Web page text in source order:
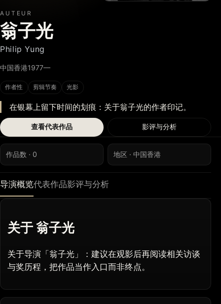
AUTEUR
翁子光
Philip Yung
中国香港1977—
作者性 剪辑节奏 光影
在银幕上留下时间的划痕：关于翁子光的作者印记。
查看代表作品 影评与分析
作品数 · 0 地区 · 中国香港
导演概览代表作品影评与分析
关于 翁子光
关于导演「翁子光」：建议在观影后再阅读相关访谈
与奖历程，把作品当作入口而非终点。